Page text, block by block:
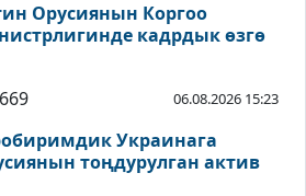
Орусиянын Коргоо
кадрдык өзгө
06.08.2026 15:23
Украинага
тоңдурулган актив